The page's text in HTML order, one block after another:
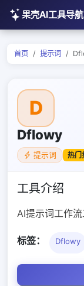
果壳AI工具导航
首页 提示词
D
Dflowy
提示词 热门
工具介绍
AI提示词工作流
标签： Dflowy